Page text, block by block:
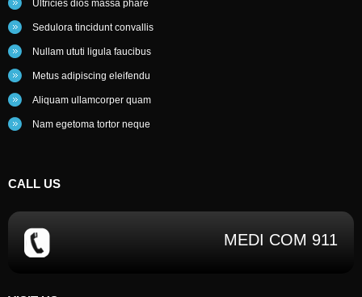
Ultricies dios massa phare
Sedulora tincidunt convallis
Nullam ututi ligula faucibus
Metus adipiscing eleifendu
Aliquam ullamcorper quam
Nam egetoma tortor neque
CALL US
MEDI COM 911